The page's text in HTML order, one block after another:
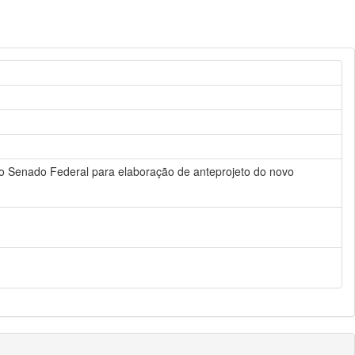
Federal para elaboração de anteprojeto do novo